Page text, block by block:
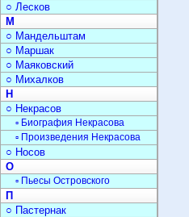
○ Лесков
М
○ Мандельштам
○ Маршак
○ Маяковский
○ Михалков
Н
○ Некрасов
▫ Биография Некрасова
▫ Произведения Некрасова
○ Носов
О
▫ Пьесы Островского
П
○ Пастернак